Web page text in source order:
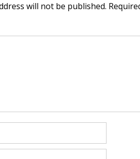
will not be published.